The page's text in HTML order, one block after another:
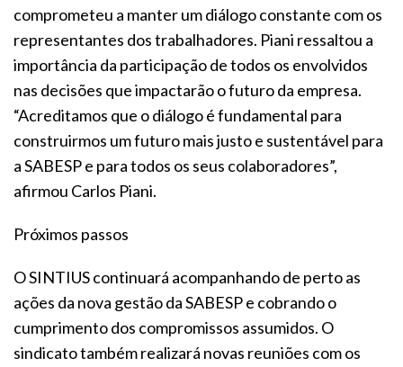
comprometeu a manter um diálogo constante com os
representantes dos trabalhadores. Piani ressaltou a
importância da participação de todos os envolvidos
nas decisões que impactarão o futuro da empresa.
“Acreditamos que o diálogo é fundamental para
construirmos um futuro mais justo e sustentável para
a SABESP e para todos os seus colaboradores”,
afirmou Carlos Piani.
Próximos passos
O SINTIUS continuará acompanhando de perto as
ações da nova gestão da SABESP e cobrando o
cumprimento dos compromissos assumidos. O
sindicato também realizará novas reuniões com os